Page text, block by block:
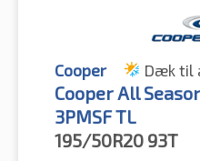
Cooper Dæk til
Cooper All
3PMSF TL
195/50R20 93T